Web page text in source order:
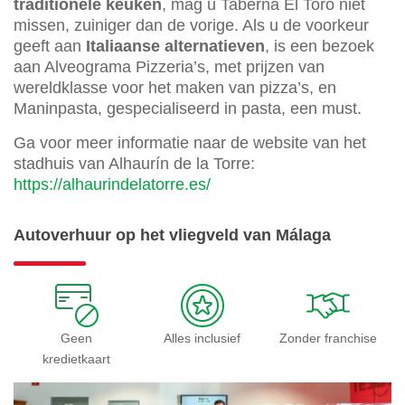
traditionele keuken, mag u Taberna El Toro niet
missen, zuiniger dan de vorige. Als u de voorkeur
geeft aan Italiaanse alternatieven, is een bezoek
aan Alveograma Pizzeria’s, met prijzen van
wereldklasse voor het maken van pizza’s, en
Maninpasta, gespecialiseerd in pasta, een must.
Ga voor meer informatie naar de website van het
stadhuis van Alhaurín de la Torre:
https://alhaurindelatorre.es/
Autoverhuur op het vliegveld van Málaga
Geen
kredietkaart
Alles inclusief Zonder franchise